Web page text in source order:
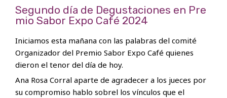
Segundo día de Degustaciones en Pre
mio Sabor Expo Café 2024
Iniciamos esta mañana con las palabras del comité
Organizador del Premio Sabor Expo Café quienes
dieron el tenor del día de hoy.
Ana Rosa Corral aparte de agradecer a los jueces por
su compromiso hablo sobrel los vínculos que el